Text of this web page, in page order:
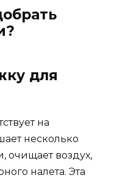
для
на
несколько
очищает воздух,
налета. Эта